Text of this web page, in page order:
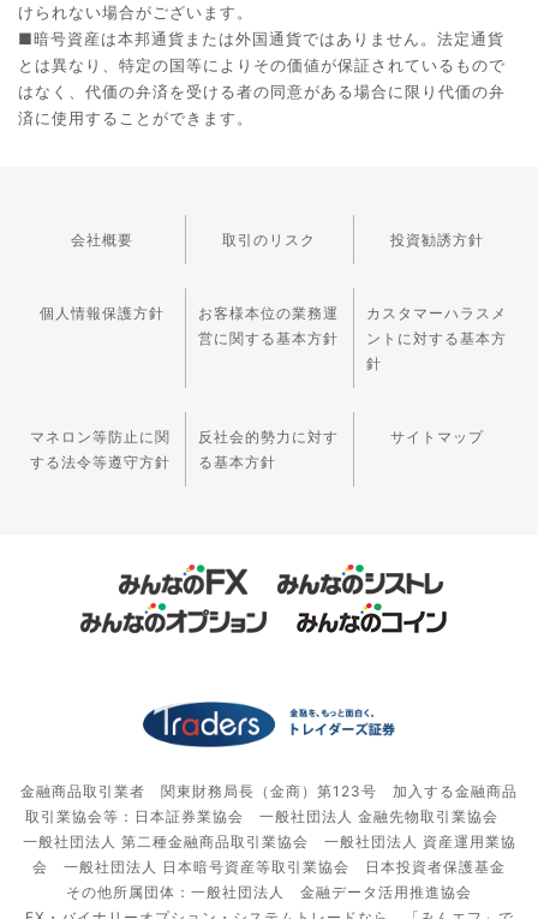
けられない場合がございます。
■暗号資産は本邦通貨または外国通貨ではありません。法定通貨
とは異なり、特定の国等によりその価値が保証されているもので
はなく、代価の弁済を受ける者の同意がある場合に限り代価の弁
済に使用することができます。
会社概要 取引のリスク 投資勧誘方針
個人情報保護方針
お客様本位の業務運
営に関する基本方針
カスタマーハラスメ
ントに対する基本方
針
マネロン等防止に関
する法令等遵守方針
反社会的勢力に対す
る基本方針
サイトマップ
金融商品取引業者 関東財務局長（金商）第123号 加入する金融商品
取引業協会等：日本証券業協会 一般社団法人 金融先物取引業協会
一般社団法人 第二種金融商品取引業協会 一般社団法人 資産運用業協
会 一般社団法人 日本暗号資産等取引業協会 日本投資者保護基金
その他所属団体：一般社団法人 金融データ活用推進協会